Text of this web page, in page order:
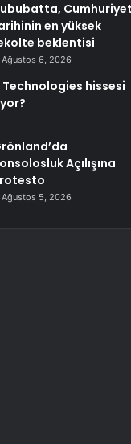
Cumhuriyet
en yüksek
beklentisi
Ağustos 6, 2026
hissesi
Açılışına
Ağustos 5, 2026